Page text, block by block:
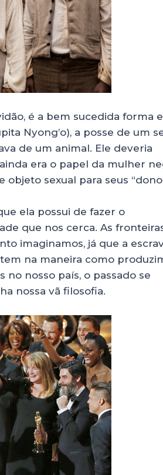
é a bem sucedida forma
Nyong’o), a posse de um
de um animal. Ele deveria
era o papel da mulher
sexual para seus
ela possui de fazer o
que nos cerca. As
imaginamos, já que a
na maneira como
nosso país, o passado se
nossa vã filosofia.